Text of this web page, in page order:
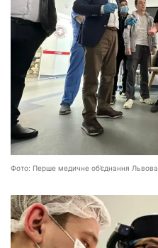
Фото: Перше медичне об’єднання Львова